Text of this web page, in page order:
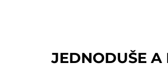
JEDNODUŠE A